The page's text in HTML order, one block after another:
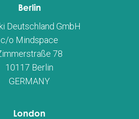
Berlin
Deutschland GmbH
c/o Mindspace
78
10117 Berlin
GERMANY
London